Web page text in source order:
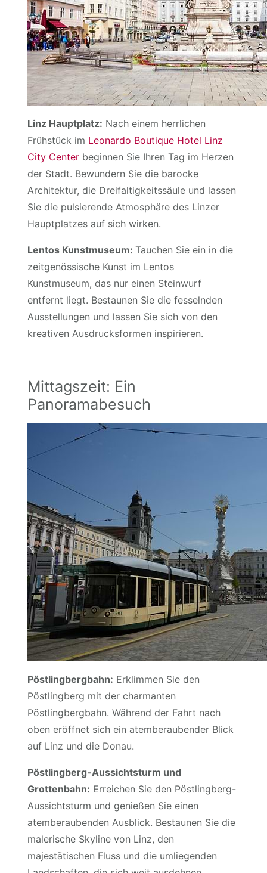
Linz Hauptplatz: Nach einem herrlichen
Frühstück im Leonardo Boutique Hotel Linz
City Center beginnen Sie Ihren Tag im Herzen
der Stadt. Bewundern Sie die barocke
Architektur, die Dreifaltigkeitssäule und lassen
Sie die pulsierende Atmosphäre des Linzer
Hauptplatzes auf sich wirken.
Lentos Kunstmuseum:Tauchen Sie ein in die
zeitgenössische Kunst im Lentos
Kunstmuseum, das nur einen Steinwurf
entfernt liegt. Bestaunen Sie die fesselnden
Ausstellungen und lassen Sie sich von den
kreativen Ausdrucksformen inspirieren.
Mittagszeit: Ein
Panoramabesuch
Pöstlingbergbahn: Erklimmen Sie den
Pöstlingberg mit der charmanten
Pöstlingbergbahn. Während der Fahrt nach
oben eröffnet sich ein atemberaubender Blick
auf Linz und die Donau.
Pöstlingberg-Aussichtsturm und
Grottenbahn: Erreichen Sie den Pöstlingberg-
Aussichtsturm und genießen Sie einen
atemberaubenden Ausblick. Bestaunen Sie die
malerische Skyline von Linz, den
majestätischen Fluss und die umliegenden